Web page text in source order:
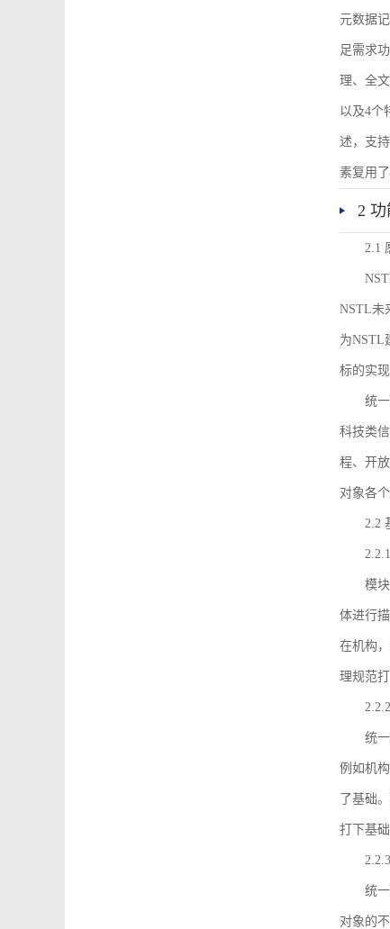
元数据
足需求
理、全
以及4个
述，支
素复用
2
2.1
NSTL未
为NSTL
标的实现
统
科技类
程、开
对象各
2.2
模
体进行
在机构
理规范打
统
例如机
了基础
打下基础
统
对象的